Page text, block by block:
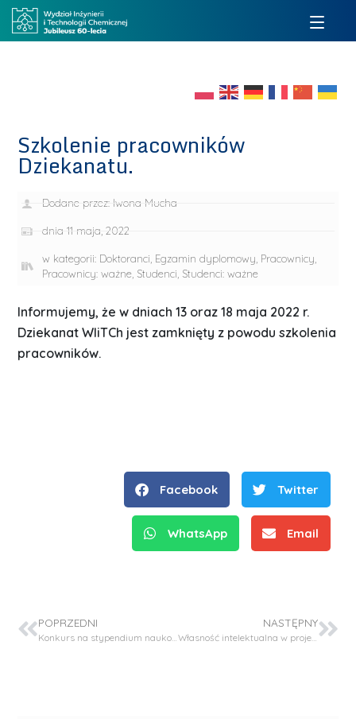
Szkolenie pracowników
Dziekanatu.
Dodane przez: Iwona Mucha
dnia 11 maja, 2022
w kategorii: Doktoranci, Egzamin dyplomowy, Pracownicy,
Pracownicy: ważne, Studenci, Studenci: ważne
Informujemy, że w dniach 13 oraz 18 maja 2022 r.
Dziekanat WIiTCh jest zamknięty z powodu szkolenia
pracowników.
Facebook Twitter
WhatsApp Email
POPRZEDNI
Konkurs na stypendium naukowe w projekcie OPUS-LAP20 (NCN)
NASTĘPNY
Własność intelektualna w projektach realizowanych w ramach programu Horyzont Europa – webinar